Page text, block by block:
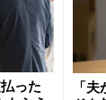
った
「